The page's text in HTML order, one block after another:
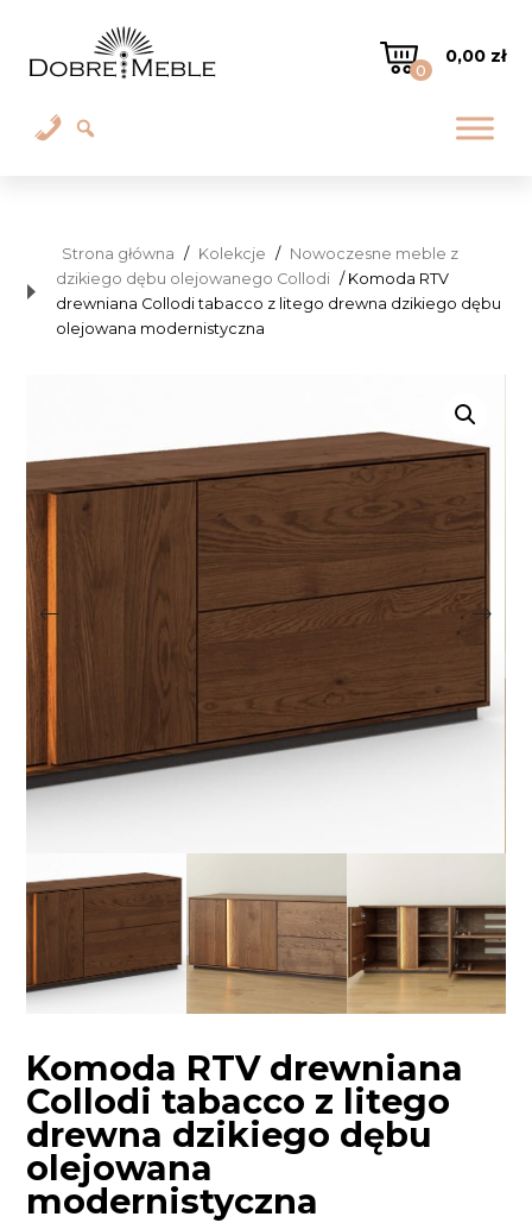
0
0,00 zł
Strona główna / Kolekcje / Nowoczesne meble z
dzikiego dębu olejowanego Collodi / Komoda RTV
drewniana Collodi tabacco z litego drewna dzikiego dębu
olejowana modernistyczna
Komoda RTV drewniana
Collodi tabacco z litego
drewna dzikiego dębu
olejowana
modernistyczna